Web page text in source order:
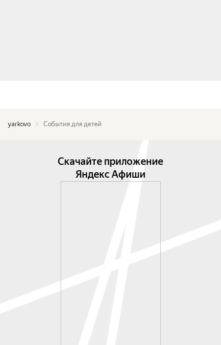
yarkovo События для детей
Скачайте приложение
Яндекс Афиши